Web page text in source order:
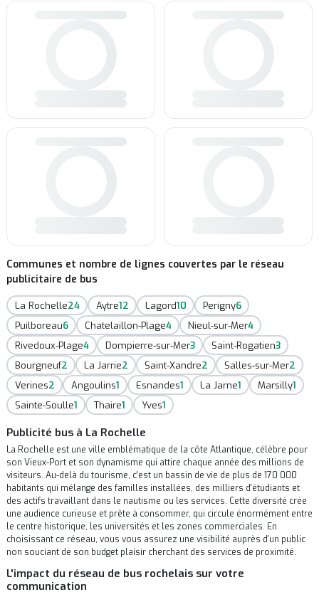
Communes et nombre de lignes couvertes par le réseau
publicitaire de bus
La Rochelle24 Aytre12 Lagord10 Perigny6
Puilboreau6 Chatelaillon-Plage4 Nieul-sur-Mer4
Rivedoux-Plage4 Dompierre-sur-Mer3 Saint-Rogatien3
Bourgneuf2 La Jarrie2 Saint-Xandre2 Salles-sur-Mer2
Verines2 Angoulins1 Esnandes1 La Jarne1 Marsilly1
Sainte-Soulle1 Thaire1 Yves1
Publicité bus à La Rochelle
La Rochelle est une ville emblématique de la côte Atlantique, célèbre pour
son Vieux-Port et son dynamisme qui attire chaque année des millions de
visiteurs. Au-delà du tourisme, c'est un bassin de vie de plus de 170 000
habitants qui mélange des familles installées, des milliers d'étudiants et
des actifs travaillant dans le nautisme ou les services. Cette diversité crée
une audience curieuse et prête à consommer, qui circule énormément entre
le centre historique, les universités et les zones commerciales. En
choisissant ce réseau, vous vous assurez une visibilité auprès d'un public
non souciant de son budget plaisir cherchant des services de proximité.
L'impact du réseau de bus rochelais sur votre
communication